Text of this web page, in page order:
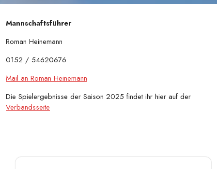
Mannschaftsführer
Roman Heinemann
0152 / 54620676
Mail an Roman Heinemann
Die Spielergebnisse der Saison 2025 findet ihr hier auf der
Verbandsseite